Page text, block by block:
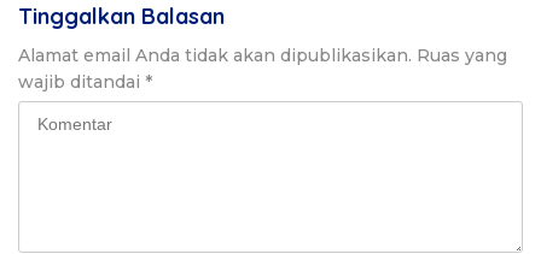
Tinggalkan Balasan
Alamat email Anda tidak akan dipublikasikan. Ruas yang
wajib ditandai *